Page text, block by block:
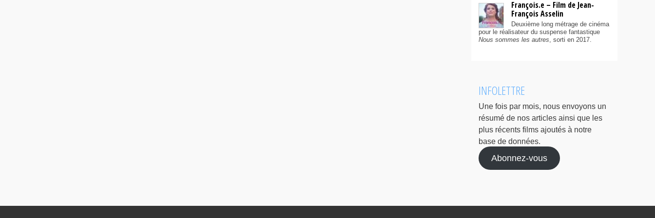
François.e – Film de Jean-
François Asselin
Deuxième long métrage de cinéma
pour le réalisateur du suspense fantastique
Nous sommes les autres, sorti en 2017.
INFOLETTRE
Une fois par mois, nous envoyons un
résumé de nos articles ainsi que les
plus récents films ajoutés à notre
base de données.
Abonnez-vous